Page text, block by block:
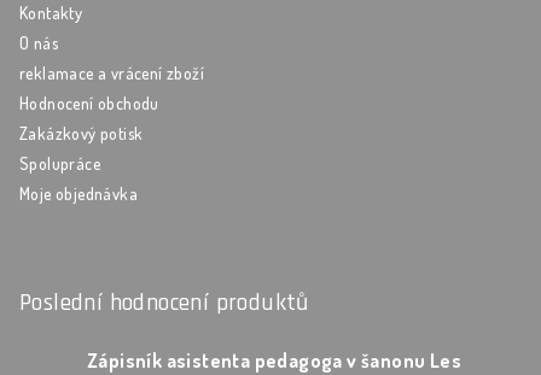
Kontakty
O nás
reklamace a vrácení zboží
Hodnocení obchodu
Zakázkový potisk
Spolupráce
Moje objednávka
Poslední hodnocení produktů
Zápisník asistenta pedagoga v šanonu Les